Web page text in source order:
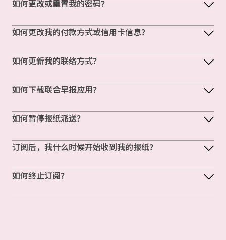
如何更改或重置我的密码？
如何更改我的付款方式或信用卡信息？
如何更新我的联络方式？
如何下载联合早报应用？
如何暂停报纸派送？
订阅后，我什么时候开始收到我的报纸？
如何终止订阅？